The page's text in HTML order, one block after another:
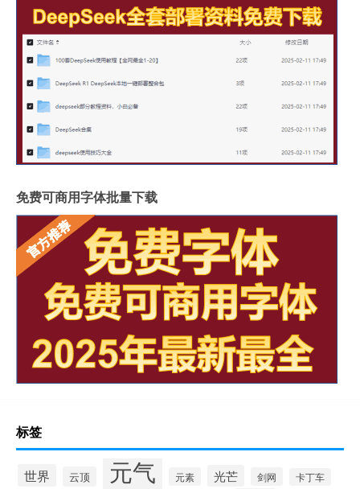
免费可商用字体批量下载
标签
世界 云顶 元气 元素 光芒 剑网 卡丁车